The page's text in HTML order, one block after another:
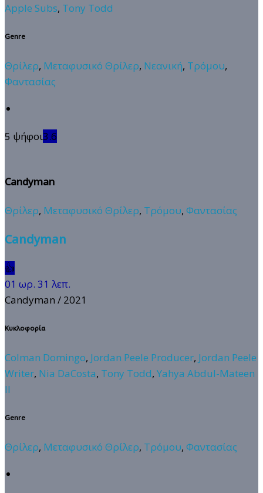
Apple Subs, Tony Todd
Genre
Θρίλερ, Μεταφυσικό Θρίλερ, Νεανική, Τρόμου,
Φαντασίας
5 ψήφοι3.6
Candyman
Θρίλερ, Μεταφυσικό Θρίλερ, Τρόμου, Φαντασίας
Candyman
👍
01 ωρ. 31 λεπ.
Candyman / 2021
Κυκλοφορία
Colman Domingo, Jordan Peele Producer, Jordan Peele
Writer, Nia DaCosta, Tony Todd, Yahya Abdul-Mateen
II
Genre
Θρίλερ, Μεταφυσικό Θρίλερ, Τρόμου, Φαντασίας